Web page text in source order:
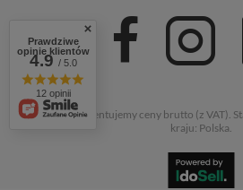
W sklepie prezentujemy ceny brutto (z VAT).
kraju: Polska.
Prawdziwe
opinie klientów
4.9/ 5.0
12 opinii